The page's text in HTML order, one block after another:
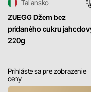
ZUEGG Džem bez
pridaného cukru
220g
Taliansko
Prihláste sa pre zobrazenie
ceny